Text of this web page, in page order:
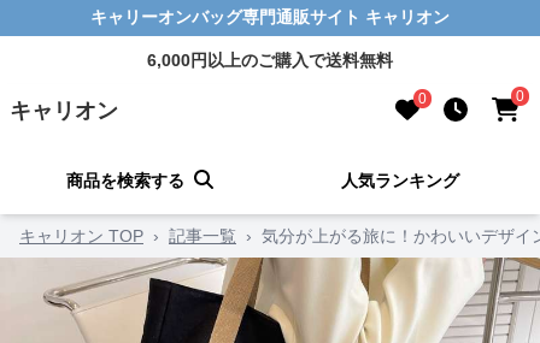
キャリーオンバッグ専門通販サイト キャリオン
6,000円以上のご購入で送料無料
キャリオン 0 0
商品を検索する 人気ランキング
キャリオン TOP › 記事一覧 › 気分が上がる旅に！かわいいデザ